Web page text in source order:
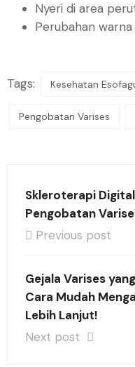
Nyeri di area
Perubahan
Tags: Kesehatan
Pengobatan Varises
Skleroterapi
Pengobatan
Previous post
Gejala Varises
Cara Mudah
Lebih Lanjut!
Next post